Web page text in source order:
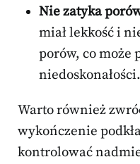
Nie zatyka
miał lekkość i
porów, co może
niedoskonałości.
Warto również
wykończenie
kontrolować